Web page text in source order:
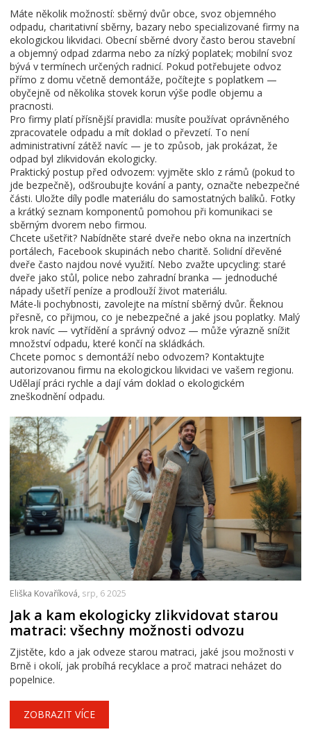
Máte několik možností: sběrný dvůr obce, svoz objemného
odpadu, charitativní sběrny, bazary nebo specializované firmy na
ekologickou likvidaci. Obecní sběrné dvory často berou stavební
a objemný odpad zdarma nebo za nízký poplatek; mobilní svoz
bývá v termínech určených radnicí. Pokud potřebujete odvoz
přímo z domu včetně demontáže, počítejte s poplatkem —
obyčejně od několika stovek korun výše podle objemu a
pracnosti.
Pro firmy platí přísnější pravidla: musíte používat oprávněného
zpracovatele odpadu a mít doklad o převzetí. To není
administrativní zátěž navíc — je to způsob, jak prokázat, že
odpad byl zlikvidován ekologicky.
Praktický postup před odvozem: vyjměte sklo z rámů (pokud to
jde bezpečně), odšroubujte kování a panty, označte nebezpečné
části. Uložte díly podle materiálu do samostatných balíků. Fotky
a krátký seznam komponentů pomohou při komunikaci se
sběrným dvorem nebo firmou.
Chcete ušetřit? Nabídněte staré dveře nebo okna na inzertních
portálech, Facebook skupinách nebo charitě. Solidní dřevěné
dveře často najdou nové využití. Nebo zvažte upcycling: staré
dveře jako stůl, police nebo zahradní branka — jednoduché
nápady ušetří peníze a prodlouží život materiálu.
Máte-li pochybnosti, zavolejte na místní sběrný dvůr. Řeknou
přesně, co přijmou, co je nebezpečné a jaké jsou poplatky. Malý
krok navíc — vytřídění a správný odvoz — může výrazně snížit
množství odpadu, které končí na skládkách.
Chcete pomoc s demontáží nebo odvozem? Kontaktujte
autorizovanou firmu na ekologickou likvidaci ve vašem regionu.
Udělají práci rychle a dají vám doklad o ekologickém
zneškodnění odpadu.
Eliška Kovaříková, srp, 6 2025
Jak a kam ekologicky zlikvidovat starou
matraci: všechny možnosti odvozu
Zjistěte, kdo a jak odveze starou matraci, jaké jsou možnosti v
Brně i okolí, jak probíhá recyklace a proč matraci neházet do
popelnice.
ZOBRAZIT VÍCE